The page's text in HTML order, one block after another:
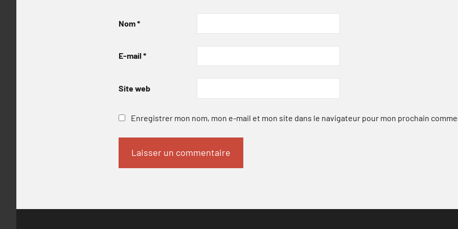
Nom*
E-mail *
Site web
Enregistrer mon nom, mon e-mail et mon site dans le navigateur pour mon prochain